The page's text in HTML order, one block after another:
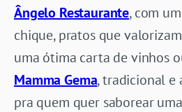
Ângelo Restaurante, com
chique, pratos que
uma ótima carta de vinhos
Mamma Gema, tradicional e
pra quem quer saborear